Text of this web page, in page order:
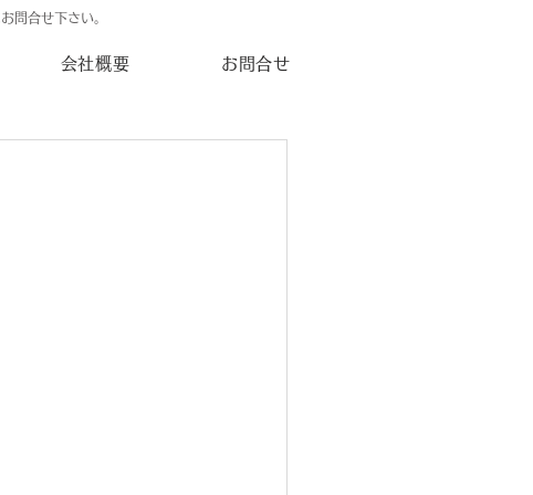
問合せ下さい。
会社概要 お問合せ